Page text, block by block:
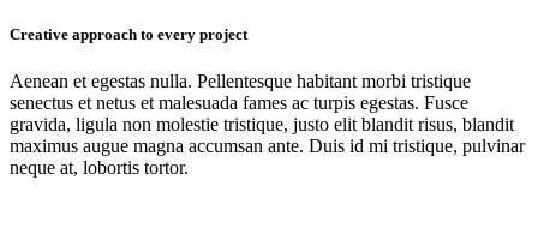
Creative approach to every project
Aenean et egestas nulla. Pellentesque habitant morbi tristique
senectus et netus et malesuada fames ac turpis egestas. Fusce
gravida, ligula non molestie tristique, justo elit blandit risus, blandit
maximus augue magna accumsan ante. Duis id mi tristique, pulvinar
neque at, lobortis tortor.